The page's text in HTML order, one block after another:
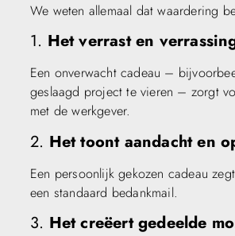
We weten allemaal dat waardering
1. Het verrast en
Een onverwacht cadeau –
geslaagd project te vieren – zorgt
met de werkgever.
2. Het toont aandacht en
Een persoonlijk gekozen cadeau
een standaard bedankmail.
3. Het creëert gedeelde